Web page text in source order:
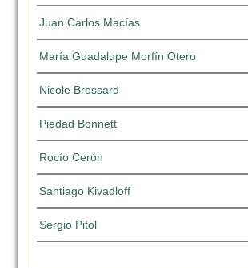
Juan Carlos Macías
María Guadalupe Morfín Otero
Nicole Brossard
Piedad Bonnett
Rocío Cerón
Santiago Kivadloff
Sergio Pitol